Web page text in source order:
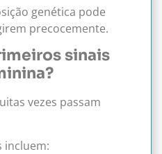
genética pode
precocemente.
sinais
vezes passam
incluem: